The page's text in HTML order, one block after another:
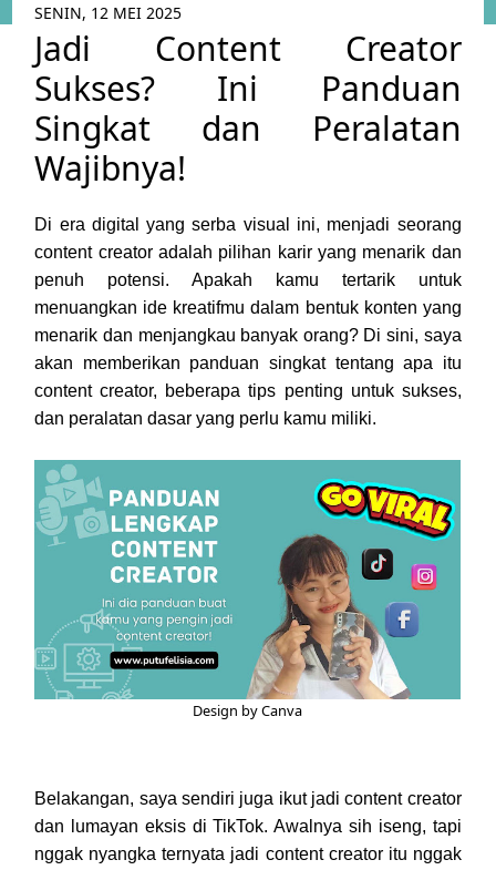
SENIN, 12 MEI 2025
Jadi Content Creator
Sukses? Ini Panduan
Singkat dan Peralatan
Wajibnya!
Di era digital yang serba visual ini, menjadi seorang
content creator adalah pilihan karir yang menarik dan
penuh potensi. Apakah kamu tertarik untuk
menuangkan ide kreatifmu dalam bentuk konten yang
menarik dan menjangkau banyak orang? Di sini, saya
akan memberikan panduan singkat tentang apa itu
content creator, beberapa tips penting untuk sukses,
dan peralatan dasar yang perlu kamu miliki.
Design by Canva
Belakangan, saya sendiri juga ikut jadi content creator
dan lumayan eksis di TikTok. Awalnya sih iseng, tapi
nggak nyangka ternyata jadi content creator itu nggak